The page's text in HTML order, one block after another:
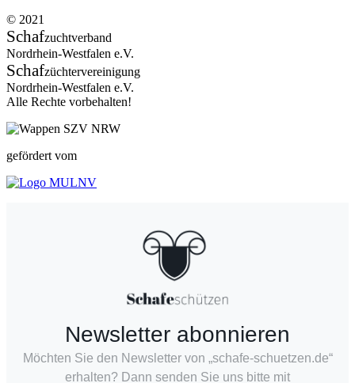
© 2021
Schafzuchtverband
Nordrhein-Westfalen e.V.
Schafzüchtervereinigung
Nordrhein-Westfalen e.V.
Alle Rechte vorbehalten!
gefördert vom
Newsletter abonnieren
Möchten Sie den Newsletter von „schafe-schuetzen.de“
erhalten? Dann senden Sie uns bitte mit